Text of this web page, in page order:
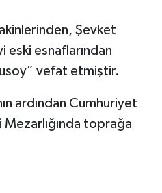
Şevket
eski esnaflarından
vefat etmiştir.
ardından Cumhuriyet
Mezarlığında toprağa